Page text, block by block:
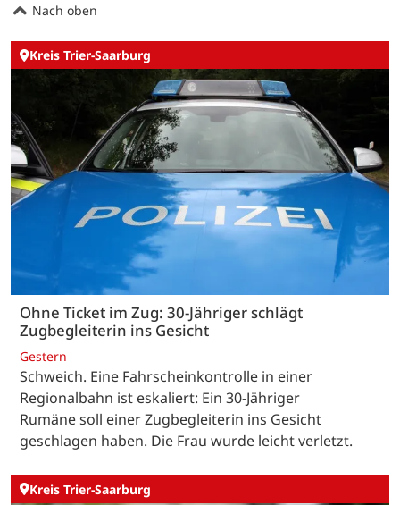
Nach oben
Kreis Trier-Saarburg
Ohne Ticket im Zug: 30-Jähriger schlägt
Zugbegleiterin ins Gesicht
Gestern
Schweich. Eine Fahrscheinkontrolle in einer
Regionalbahn ist eskaliert: Ein 30-Jähriger
Rumäne soll einer Zugbegleiterin ins Gesicht
geschlagen haben. Die Frau wurde leicht verletzt.
Kreis Trier-Saarburg